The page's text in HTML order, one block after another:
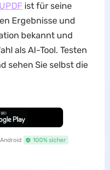
ist für seine
Ergebnisse und
bekannt und
als AI-Tool. Testen
sehen Sie selbst die
Download
Android 100% sicher